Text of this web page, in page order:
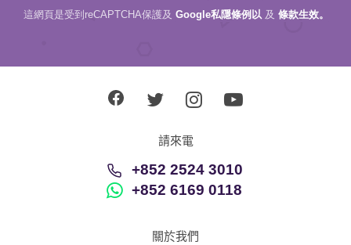
這網頁是受到reCAPTCHA保護及 Google私隱條例以 及 條款生效。
請來電
+852 2524 3010
+852 6169 0118
關於我們